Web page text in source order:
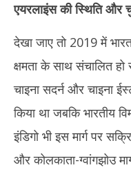
एयरलाइंस की स्थिति और
देखा जाए तो 2019 में
क्षमता के साथ संचालित
चाइना सदर्न और चाइना
किया था जबकि भारतीय
इंडिगो भी इस मार्ग पर
और कोलकाता-ग्वांगझोउ